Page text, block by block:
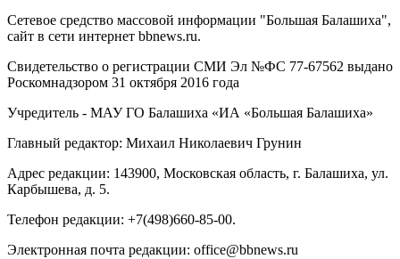
Сетевое средство массовой информации "Большая Балашиха",
сайт в сети интернет bbnews.ru.
Свидетельство о регистрации СМИ Эл №ФС ‎77-67562 выдано
Роскомнадзором 31 октября 2016 года
Учредитель - МАУ ГО Балашиха «ИА «Большая Балашиха»
Главный редактор: Михаил Николаевич Грунин
Адрес редакции: 143900, Московская область, г. Балашиха, ул.
Карбышева, д. 5.
Телефон редакции: +7(498)660-85-00.
Электронная почта редакции: office@bbnews.ru